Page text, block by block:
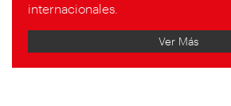
internacionales.
Ver Más